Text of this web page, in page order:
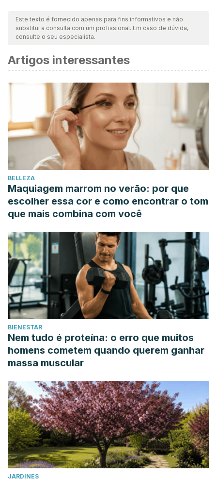
Este texto é fornecido apenas para fins informativos e não
substitui a consulta com um profissional. Em caso de dúvida,
consulte o seu especialista.
Artigos interessantes
BELLEZA
Maquiagem marrom no verão: por que
escolher essa cor e como encontrar o tom
que mais combina com você
BIENESTAR
Nem tudo é proteína: o erro que muitos
homens cometem quando querem ganhar
massa muscular
JARDINES